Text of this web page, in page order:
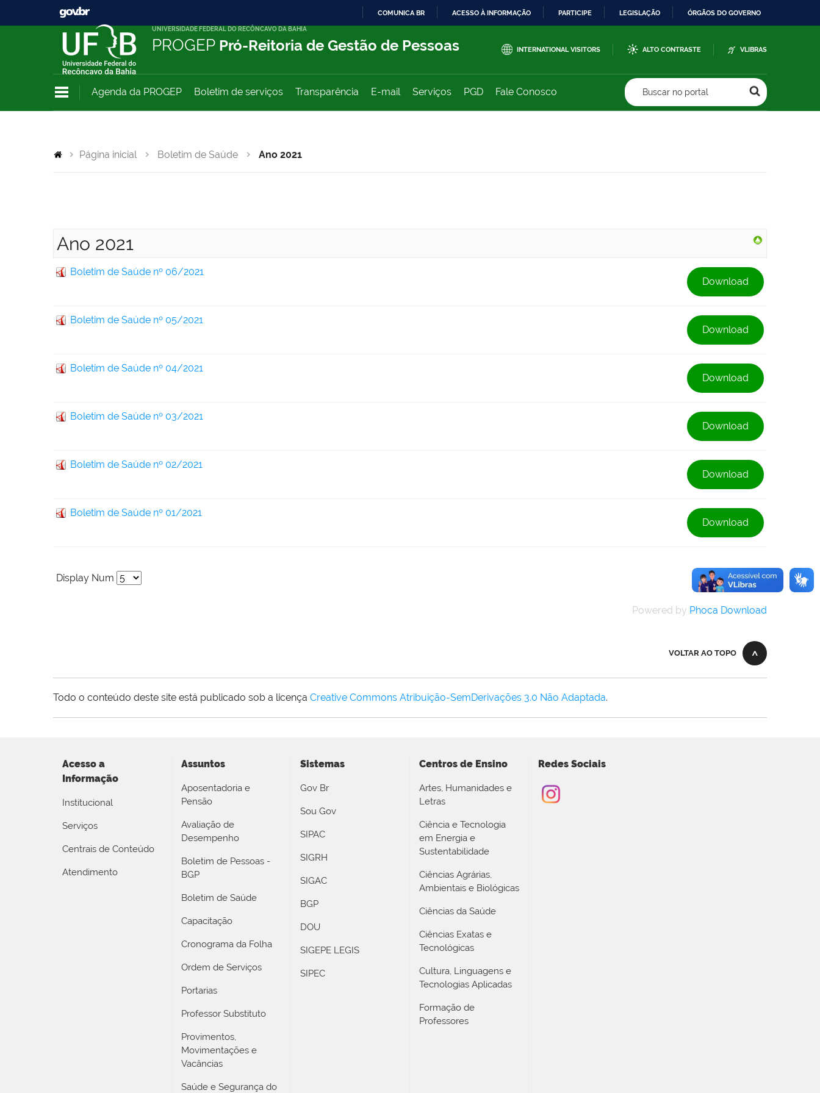
PARA
CONTEÚDO
COMUNICA BR ACESSO À INFORMAÇÃO PARTICIPE LEGISLAÇÃO ÓRGÃOS DO GOVERNO
UNIVERSIDADE FEDERAL DO RECÔNCAVO DA BAHIA
PROGEP Pró-Reitoria de Gestão de Pessoas INTERNATIONAL VISITORS ALTO CONTRASTE VLIBRAS
Agenda da PROGEP Boletim de serviços Transparência E-mail Serviços PGD Fale Conosco Buscar no portal
Página inicial Boletim de Saúde Ano 2021
Ano 2021
Boletim de Saúde nº 06/2021
Download
Boletim de Saúde nº 05/2021
Download
Boletim de Saúde nº 04/2021
Download
Boletim de Saúde nº 03/2021
Download
Boletim de Saúde nº 02/2021
Download
Boletim de Saúde nº 01/2021
Download
Display Num
Powered by Phoca Download
VOLTAR AO TOPO
Todo o conteúdo deste site está publicado sob a licença Creative Commons Atribuição-SemDerivações 3.0 Não Adaptada.
Acesso a
Informação
Institucional
Serviços
Centrais de Conteúdo
Atendimento
Assuntos
Aposentadoria e
Pensão
Avaliação de
Desempenho
Boletim de Pessoas -
BGP
Boletim de Saúde
Capacitação
Cronograma da Folha
Ordem de Serviços
Portarias
Professor Substituto
Provimentos,
Movimentações e
Vacâncias
Saúde e Segurança do
Sistemas
Gov Br
Sou Gov
SIPAC
SIGRH
SIGAC
BGP
DOU
SIGEPE LEGIS
SIPEC
Centros de Ensino
Artes, Humanidades e
Letras
Ciência e Tecnologia
em Energia e
Sustentabilidade
Ciências Agrárias,
Ambientais e Biológicas
Ciências da Saúde
Ciências Exatas e
Tecnológicas
Cultura, Linguagens e
Tecnologias Aplicadas
Formação de
Professores
Redes Sociais